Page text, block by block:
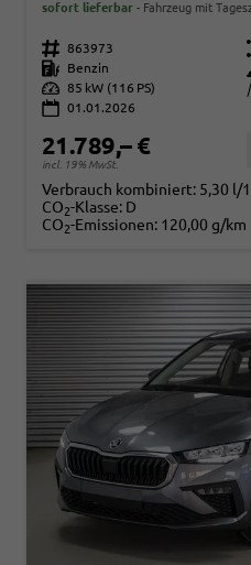
sofort lieferbar Fahrzeug mit
Fahrzeugnr. 863973
Kraftstoff
Benzin
Leistung 85 kW (116 PS)
01.01.2026
21.789,– €
incl. 19% MwSt.
Verbrauch kombiniert: 5,30 l/
CO2-Klasse: D
CO2-Emissionen: 120,00 g/km